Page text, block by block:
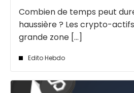
Combien de temps peut
haussière ? Les crypto-
grande zone [...]
Edito Hebdo